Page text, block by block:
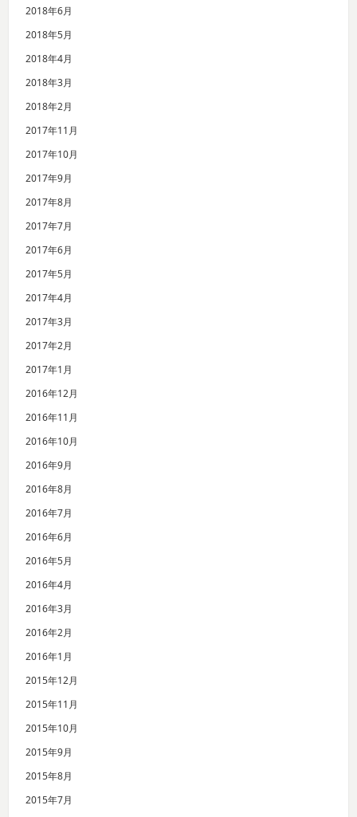
2018年6月
2018年5月
2018年4月
2018年3月
2018年2月
2017年11月
2017年10月
2017年9月
2017年8月
2017年7月
2017年6月
2017年5月
2017年4月
2017年3月
2017年2月
2017年1月
2016年12月
2016年11月
2016年10月
2016年9月
2016年8月
2016年7月
2016年6月
2016年5月
2016年4月
2016年3月
2016年2月
2016年1月
2015年12月
2015年11月
2015年10月
2015年9月
2015年8月
2015年7月